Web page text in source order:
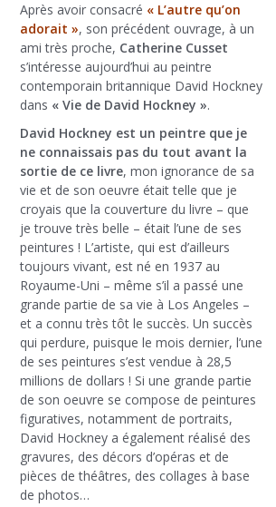
Après avoir consacré « L’autre qu’on
adorait », son précédent ouvrage, à un
ami très proche, Catherine Cusset
s’intéresse aujourd’hui au peintre
contemporain britannique David Hockney
dans « Vie de David Hockney ».
David Hockney est un peintre que je
ne connaissais pas du tout avant la
sortie de ce livre, mon ignorance de sa
vie et de son oeuvre était telle que je
croyais que la couverture du livre – que
je trouve très belle – était l’une de ses
peintures ! L’artiste, qui est d’ailleurs
toujours vivant, est né en 1937 au
Royaume-Uni – même s’il a passé une
grande partie de sa vie à Los Angeles –
et a connu très tôt le succès. Un succès
qui perdure, puisque le mois dernier, l’une
de ses peintures s’est vendue à 28,5
millions de dollars ! Si une grande partie
de son oeuvre se compose de peintures
figuratives, notamment de portraits,
David Hockney a également réalisé des
gravures, des décors d’opéras et de
pièces de théâtres, des collages à base
de photos…